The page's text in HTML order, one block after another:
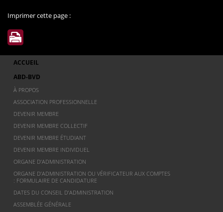
Imprimer cette page :
ACCUEIL
ABD-BVD
À PROPOS
ASSOCIATION PROFESSIONNELLE
DEVENIR MEMBRE
DEVENIR MEMBRE COLLECTIF
DEVENIR MEMBRE ÉTUDIANT
DEVENIR MEMBRE INDIVIDUEL
ORGANE D’ADMINISTRATION
ORGANE D’ADMINISTRATION OU VÉRIFICATEUR AUX COMPTES
: FORMULAIRE DE CANDIDATURE
DATES DU CONSEIL D’ADMINISTRATION
ASSEMBLÉE GÉNÉRALE